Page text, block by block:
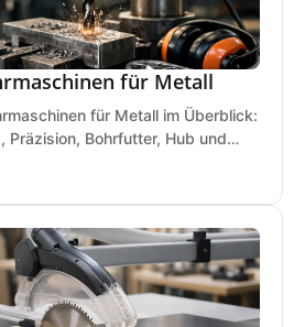
für Metall
für Metall im Überblick:
Präzision, Bohrfutter, Hub und